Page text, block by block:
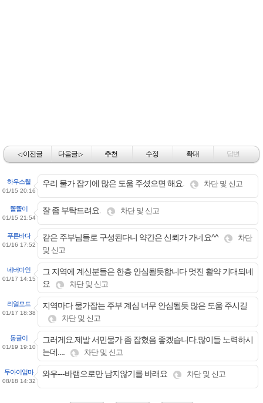
◁이전글 다음글▷ 추천 수정 확대 답변
하우스웰
01/15 20:16
우리 물가 잡기에 많은 도움 주셨으면 해요. 차단 및 신고
똘똘이
01/15 21:54
잘 좀 부탁드려요. 차단 및 신고
푸른바다
01/16 17:52
같은 주부님들로 구성된다니 약간은 신뢰가 가네요^^
차단
및 신고
네버마인
01/17 14:15
그 지역에 계신분들은 한층 안심될듯합니다 멋진 활약 기대되네
요
차단 및 신고
리얼모드
01/17 18:38
지역마다 물가잡는 주부 계심 너무 안심될듯 많은 도움 주시길
차단 및 신고
동글이
01/19 19:10
그러게요.제발 서민물가 좀 잡혔음 좋겠습니다.많이들 노력하시
는데....
차단 및 신고
두아이엄마
08/18 14:32
와우---바램으로만 남지않기를 바래요 차단 및 신고